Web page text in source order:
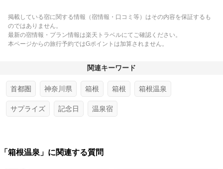
掲載している宿に関する情報（宿情報・口コミ等）はその内容を保証するも
のではありません。
最新の宿情報・プラン情報は楽天トラベルにてご確認ください。
本ページからの旅行予約ではGポイントは加算されません。
関連キーワード
首都圏 神奈川県 箱根 箱根 箱根温泉
サプライズ 記念日 温泉宿
「箱根温泉」に関連する質問